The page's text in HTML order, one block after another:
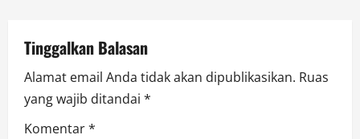
i
o
n
Tinggalkan Balasan
Alamat email Anda tidak akan dipublikasikan. Ruas
yang wajib ditandai *
Komentar*